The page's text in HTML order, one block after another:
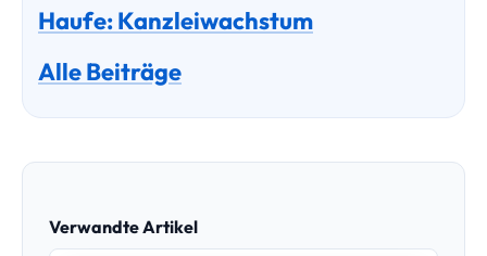
Haufe: Kanzleiwachstum
Alle Beiträge
Verwandte Artikel